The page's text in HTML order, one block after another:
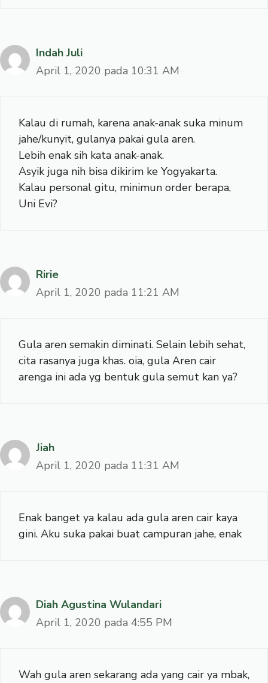
Indah Juli
April 1, 2020 pada 10:31 AM
Kalau di rumah, karena anak-anak suka minum
jahe/kunyit, gulanya pakai gula aren.
Lebih enak sih kata anak-anak.
Asyik juga nih bisa dikirim ke Yogyakarta.
Kalau personal gitu, minimun order berapa,
Uni Evi?
Ririe
April 1, 2020 pada 11:21 AM
Gula aren semakin diminati. Selain lebih sehat,
cita rasanya juga khas. oia, gula Aren cair
arenga ini ada yg bentuk gula semut kan ya?
Jiah
April 1, 2020 pada 11:31 AM
Enak banget ya kalau ada gula aren cair kaya
gini. Aku suka pakai buat campuran jahe, enak
Diah Agustina Wulandari
April 1, 2020 pada 4:55 PM
Wah gula aren sekarang ada yang cair ya mbak,